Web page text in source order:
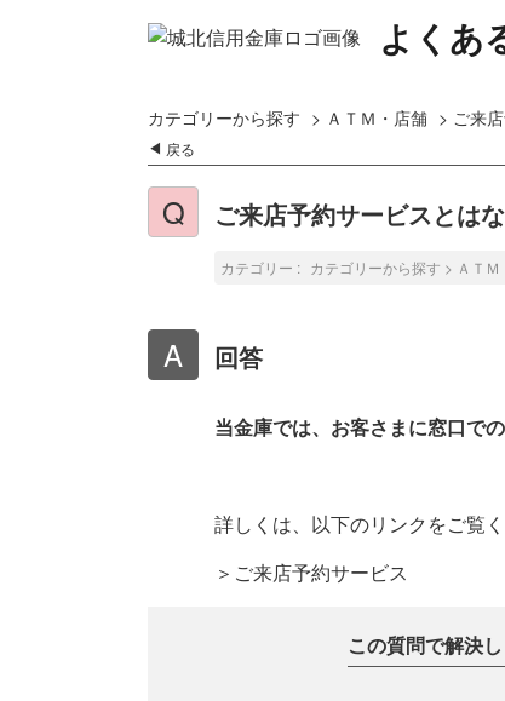
よくあ
カテゴリーから探す > ＡＴＭ・店舗 > ご来
戻る
ご来店予約サービスとは
カテゴリー : カテゴリーから探す > ＡＴ
回答
当金庫では、お客さまに窓口で
詳しくは、以下のリンクをご覧く
＞ご来店予約サービス
この質問で解決